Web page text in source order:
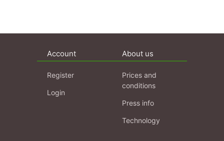
Account
Register
Login
About us
Prices and
conditions
Press info
Technology